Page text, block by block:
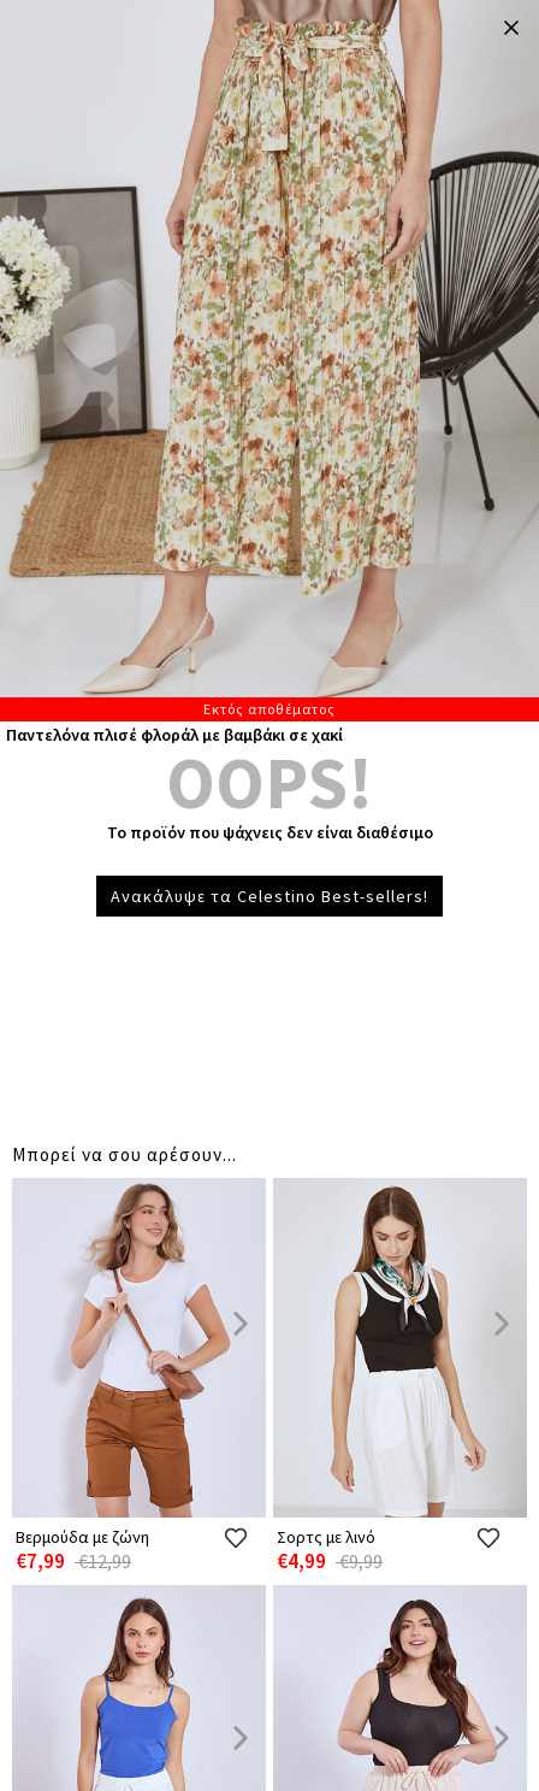
Εκτός αποθέματος
Παντελόνα πλισέ φλοράλ με βαμβάκι σε χακί
OOPS!
Το προϊόν που ψάχνεις δεν είναι διαθέσιμο
Ανακάλυψε τα Celestino Best-sellers!
Μπορεί να σου αρέσουν...
Βερμούδα με ζώνη
€7,99 €12,99
Σορτς με λινό
€4,99 €9,99